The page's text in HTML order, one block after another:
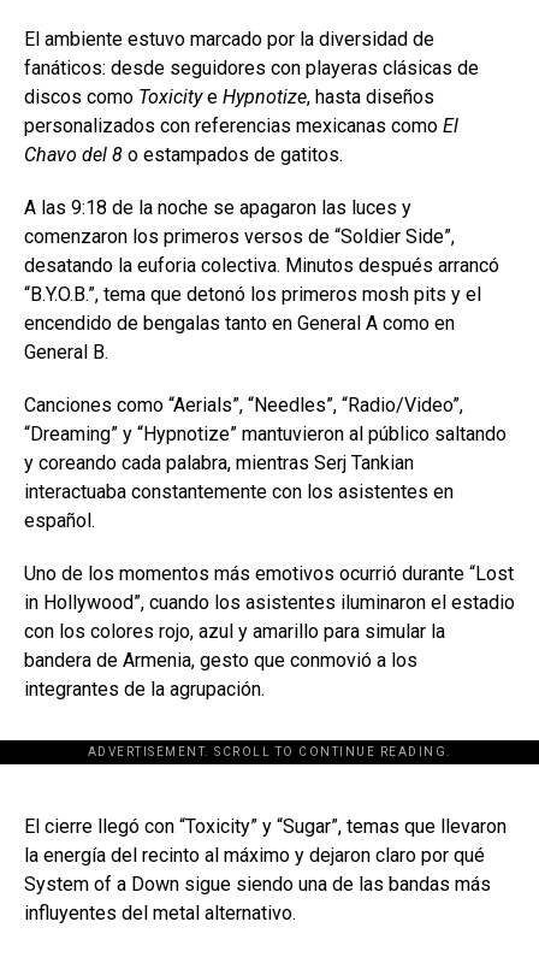
El ambiente estuvo marcado por la diversidad de
fanáticos: desde seguidores con playeras clásicas de
discos como Toxicitye Hypnotize, hasta diseños
personalizados con referencias mexicanas como El
Chavo del 8 o estampados de gatitos.
A las 9:18 de la noche se apagaron las luces y
comenzaron los primeros versos de “Soldier Side”,
desatando la euforia colectiva. Minutos después arrancó
“B.Y.O.B.”, tema que detonó los primeros mosh pits y el
encendido de bengalas tanto en General A como en
General B.
Canciones como “Aerials”, “Needles”, “Radio/Video”,
“Dreaming” y “Hypnotize” mantuvieron al público saltando
y coreando cada palabra, mientras Serj Tankian
interactuaba constantemente con los asistentes en
español.
Uno de los momentos más emotivos ocurrió durante “Lost
in Hollywood”, cuando los asistentes iluminaron el estadio
con los colores rojo, azul y amarillo para simular la
bandera de Armenia, gesto que conmovió a los
integrantes de la agrupación.
ADVERTISEMENT. SCROLL TO CONTINUE READING.
[adsforwp id="243463"]
El cierre llegó con “Toxicity” y “Sugar”, temas que llevaron
la energía del recinto al máximo y dejaron claro por qué
System of a Down sigue siendo una de las bandas más
influyentes del metal alternativo.